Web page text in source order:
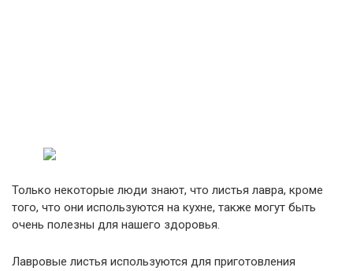
Только некоторые люди знают, что листья лавра, кроме
того, что они используются на кухне, также могут быть
очень полезны для нашего здоровья.
Лавровые листья используются для приготовления